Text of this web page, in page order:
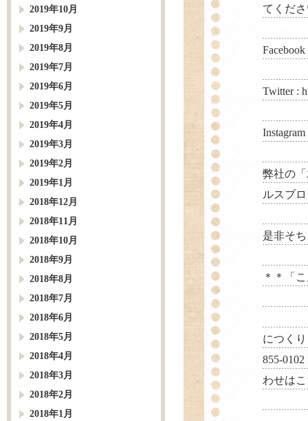
2019年10月
2019年9月
2019年8月
2019年7月
2019年6月
2019年5月
2019年4月
2019年3月
2019年2月
2019年1月
2018年12月
2018年11月
2018年10月
2018年9月
2018年8月
2018年7月
2018年6月
2018年5月
2018年4月
2018年3月
2018年2月
2018年1月
てくだ
Twitter :
弊社の
ルスブ
是非そ
＊＊「
につ
855-
わせは